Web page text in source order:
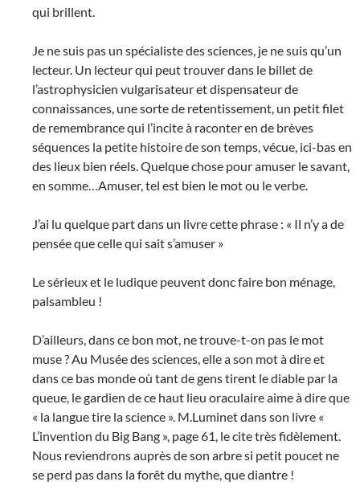
qui brillent.
Je ne suis pas un spécialiste des sciences, je ne suis qu’un
lecteur. Un lecteur qui peut trouver dans le billet de
l’astrophysicien vulgarisateur et dispensateur de
connaissances, une sorte de retentissement, un petit filet
de remembrance qui l’incite à raconter en de brèves
séquences la petite histoire de son temps, vécue, ici-bas en
des lieux bien réels. Quelque chose pour amuser le savant,
en somme…Amuser, tel est bien le mot ou le verbe.
J’ai lu quelque part dans un livre cette phrase : « Il n’y a de
pensée que celle qui sait s’amuser »
Le sérieux et le ludique peuvent donc faire bon ménage,
palsambleu !
D’ailleurs, dans ce bon mot, ne trouve-t-on pas le mot
muse ? Au Musée des sciences, elle a son mot à dire et
dans ce bas monde où tant de gens tirent le diable par la
queue, le gardien de ce haut lieu oraculaire aime à dire que
« la langue tire la science ». M.Luminet dans son livre «
L’invention du Big Bang », page 61, le cite très fidèlement.
Nous reviendrons auprès de son arbre si petit poucet ne
se perd pas dans la forêt du mythe, que diantre !